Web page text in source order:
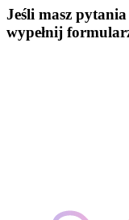
Jeśli masz
wypełnij